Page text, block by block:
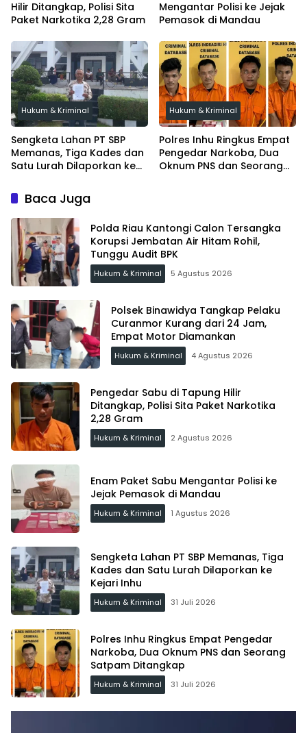
Hilir Ditangkap, Polisi Sita
Paket Narkotika 2,28 Gram
Mengantar Polisi ke Jejak
Pemasok di Mandau
Hukum & Kriminal
Sengketa Lahan PT SBP
Memanas, Tiga Kades dan
Satu Lurah Dilaporkan ke
Hukum & Kriminal
Polres Inhu Ringkus Empat
Pengedar Narkoba, Dua
Oknum PNS dan Seorang
Baca Juga
Polda Riau Kantongi Calon Tersangka
Korupsi Jembatan Air Hitam Rohil,
Tunggu Audit BPK
Hukum & Kriminal 5 Agustus 2026
Polsek Binawidya Tangkap Pelaku
Curanmor Kurang dari 24 Jam,
Empat Motor Diamankan
Hukum & Kriminal 4 Agustus 2026
Pengedar Sabu di Tapung Hilir
Ditangkap, Polisi Sita Paket Narkotika
2,28 Gram
Hukum & Kriminal 2 Agustus 2026
Enam Paket Sabu Mengantar Polisi ke
Jejak Pemasok di Mandau
Hukum & Kriminal 1 Agustus 2026
Sengketa Lahan PT SBP Memanas, Tiga
Kades dan Satu Lurah Dilaporkan ke
Kejari Inhu
Hukum & Kriminal 31 Juli 2026
Polres Inhu Ringkus Empat Pengedar
Narkoba, Dua Oknum PNS dan Seorang
Satpam Ditangkap
Hukum & Kriminal 31 Juli 2026